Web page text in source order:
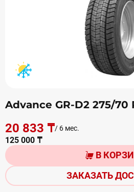
Advance GR-D2 275/70
20 833 ₸/ 6 мес.
125 000 ₸
В
ЗАКАЗАТЬ